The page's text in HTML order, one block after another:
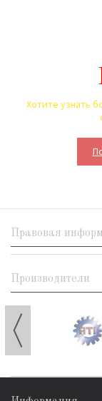
Хотите узнать
Правовая
Производители